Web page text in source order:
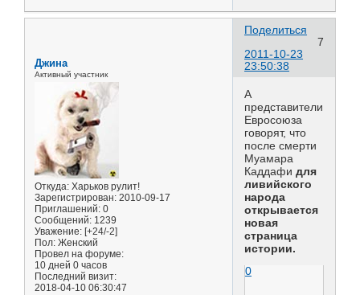
Поделиться
7
2011-10-23
23:50:38
Джина
Активный участник
Откуда: Харьков рулит!
Зарегистрирован: 2010-09-17
Приглашений: 0
Сообщений: 1239
Уважение: [+24/-2]
Пол: Женский
Провел на форуме:
10 дней 0 часов
Последний визит:
2018-04-10 06:30:47
А
представители
Евросоюза
говорят, что
после смерти
Муамара
Каддафидля
ливийского
народа
открывается
новая
страница
истории.
0